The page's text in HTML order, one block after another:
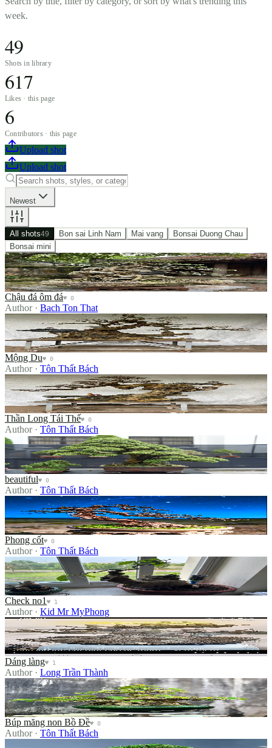
week.
49
Shots in library
617
Likes · this page
6
Contributors · this page
Upload shot
Upload shot
Newest
All shots49 Bon sai Linh Nam Mai vang
Bonsai Duong Chau
Bonsai mini
Chậu đá ôm đá
Chậu đá ôm đá♥ 0
Author· Bach Ton That
Mộng Du
Mộng Du♥ 0
Author· Tôn Thất Bách
Thần Long Tái Thế
Thần Long Tái Thế♥ 0
Author· Tôn Thất Bách
beautiful
beautiful♥ 0
Author· Tôn Thất Bách
Phong cốt
Phong cốt♥ 0
Author· Tôn Thất Bách
Check no1
Check no1 ♥ 1
Author· Kid Mr MyPhong
Dáng làng
Dáng làng♥ 1
Author· Long Trần Thành
Búp măng non Bồ Đề
Búp măng non Bồ Đề♥ 0
Author· Tôn Thất Bách